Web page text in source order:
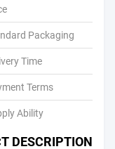
Packaging
Time
Terms
Ability
DESCRIPTION